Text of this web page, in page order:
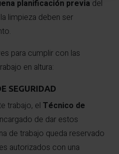
planificación previa del
limpieza deben ser
para cumplir con las
en altura:
SEGURIDAD
trabajo, el Técnico de
de dar estos
de trabajo queda reservado
autorizados con una